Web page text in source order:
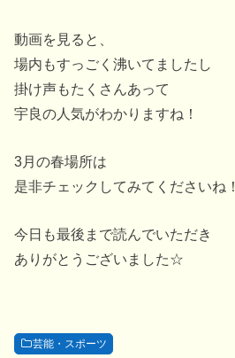
動画を見ると、
場内もすっごく沸いてましたし
掛け声もたくさんあって
宇良の人気がわかりますね！
3月の春場所は
是非チェックしてみてくださいね！
今日も最後まで読んでいただき
ありがとうございました☆
芸能・スポーツ